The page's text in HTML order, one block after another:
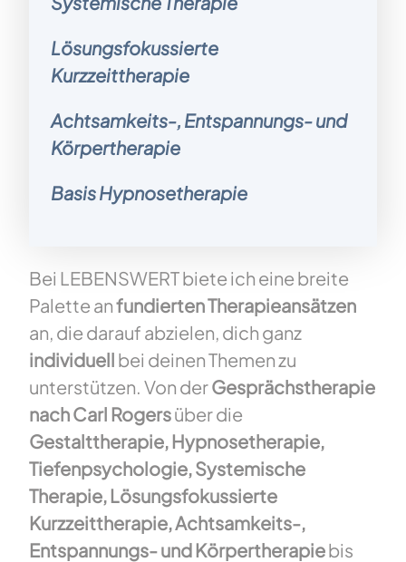
Lösungsfokussierte
Kurzzeittherapie
Achtsamkeits-, Entspannungs- und
Körpertherapie
Basis Hypnosetherapie
Bei LEBENSWERT biete ich eine breite
Palette anfundierten Therapieansätzen
an, die darauf abzielen, dich ganz
individuell bei deinen Themen zu
unterstützen. Von derGesprächstherapie
nach Carl Rogersüber die
Gestalttherapie, Hypnosetherapie,
Tiefenpsychologie, Systemische
Therapie, Lösungsfokussierte
Kurzzeittherapie, Achtsamkeits-,
Entspannungs- und Körpertherapiebis